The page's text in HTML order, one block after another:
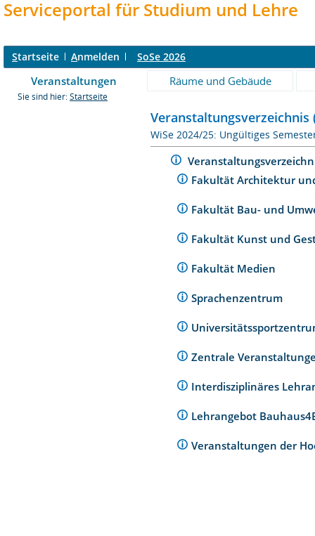
Serviceportal für Studium und Lehre
Startseite Anmelden SoSe 2026
Veranstaltungen Räume und Gebäude
Sie sind hier: Startseite
Veranstaltungsverzeichnis
WiSe 2024/25: Ungültiges
Fakultät Architektur
Fakultät Bau- und
Fakultät Kunst und
Fakultät Medien
Sprachenzentrum
Zentrale
Interdisziplinäres
Lehrangebot
Veranstaltungen der